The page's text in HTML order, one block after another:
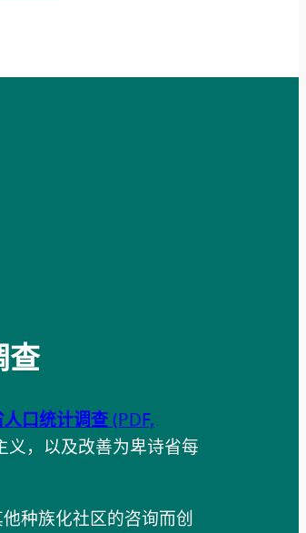
查
人口统计调查 (PDF,
义，以及改善为卑诗省每
种族化社区的咨询而创